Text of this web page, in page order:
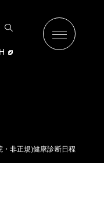
非正規)健康診断日程